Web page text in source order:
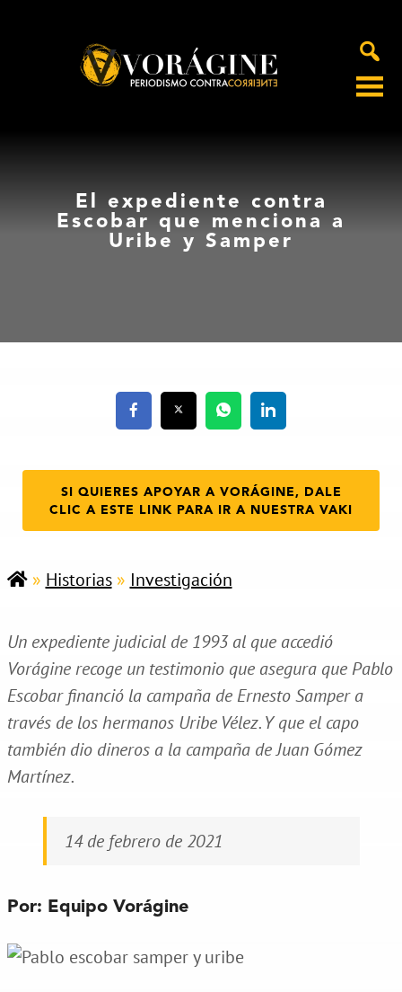
El expediente contra
Escobar que menciona a
Uribe y Samper
SI QUIERES APOYAR A VORÁGINE, DALE
CLIC A ESTE LINK PARA IR A NUESTRA VAKI
» Historias» Investigación
Un expediente judicial de 1993 al que accedió
Vorágine recoge un testimonio que asegura que Pablo
Escobar financió la campaña de Ernesto Samper a
través de los hermanos Uribe Vélez. Y que el capo
también dio dineros a la campaña de Juan Gómez
Martínez.
14 de febrero de 2021
Por: Equipo Vorágine